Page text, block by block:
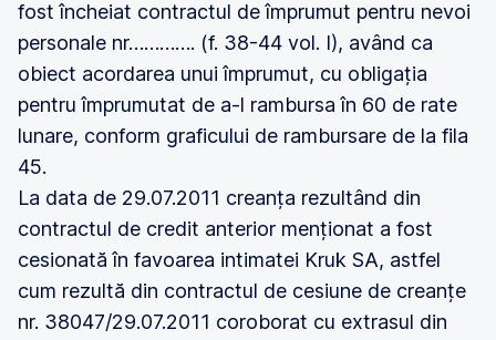
fost încheiat contractul de împrumut pentru nevoi
personale nr…………. (f. 38-44 vol. I), având ca
obiect acordarea unui împrumut, cu obligația
pentru împrumutat de a-l rambursa în 60 de rate
lunare, conform graficului de rambursare de la fila
45.
La data de 29.07.2011 creanța rezultând din
contractul de credit anterior menționat a fost
cesionată în favoarea intimatei Kruk SA, astfel
cum rezultă din contractul de cesiune de creanțe
nr. 38047/29.07.2011 coroborat cu extrasul din